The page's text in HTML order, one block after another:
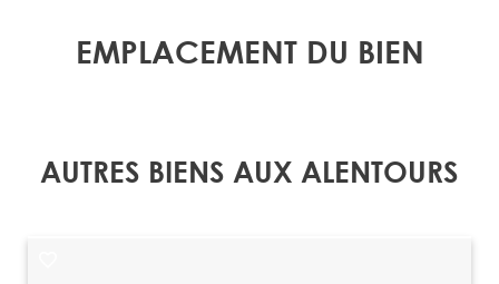
EMPLACEMENT DU BIEN
AUTRES BIENS AUX ALENTOURS